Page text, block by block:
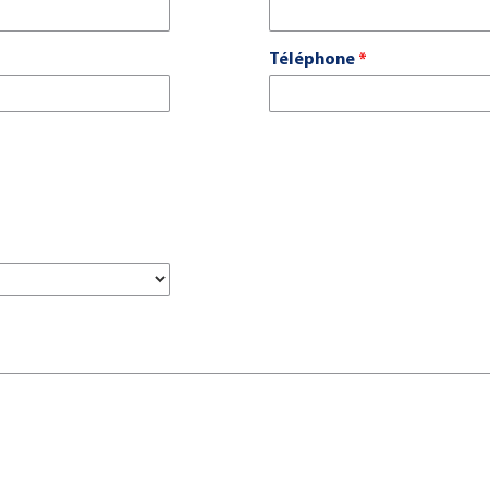
Téléphone *
Office de Créteil
Cour d’Appel de PARIS